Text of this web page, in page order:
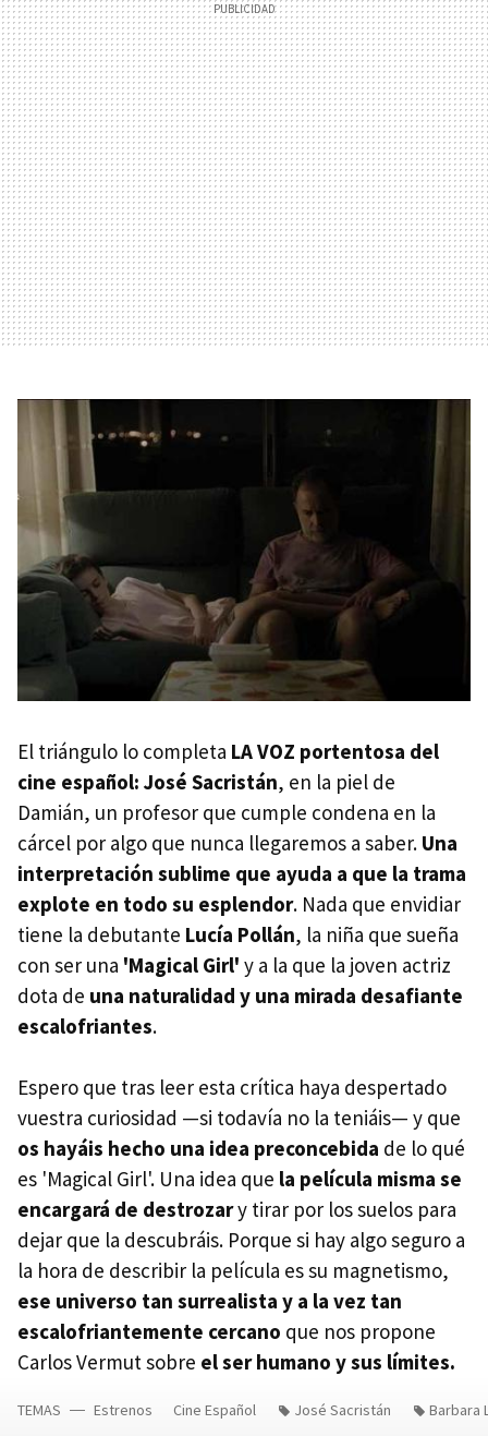
El triángulo lo completa LA VOZ portentosa del
cine español: José Sacristán, en la piel de
Damián, un profesor que cumple condena en la
cárcel por algo que nunca llegaremos a saber. Una
interpretación sublime que ayuda a que la trama
explote en todo su esplendor. Nada que envidiar
tiene la debutante Lucía Pollán, la niña que sueña
con ser una 'Magical Girl' y a la que la joven actriz
dota de una naturalidad y una mirada desafiante
escalofriantes.
Espero que tras leer esta crítica haya despertado
vuestra curiosidad —si todavía no la teniáis— y que
os hayáis hecho una idea preconcebida de lo qué
es 'Magical Girl'. Una idea que la película misma se
encargará de destrozary tirar por los suelos para
dejar que la descubráis. Porque si hay algo seguro a
la hora de describir la película es su magnetismo,
ese universo tan surrealista y a la vez tan
escalofriantemente cercano que nos propone
Carlos Vermut sobre el ser humano y sus límites.
TEMAS Estrenos Cine Español José Sacristán Barbara